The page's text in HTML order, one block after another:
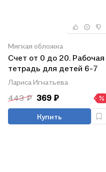
Мягкая обложка
Счет от 0 до 20. Рабочая
тетрадь для детей 6-7
лет
Лариса Игнатьева
443 ₽ 369 ₽
Купить